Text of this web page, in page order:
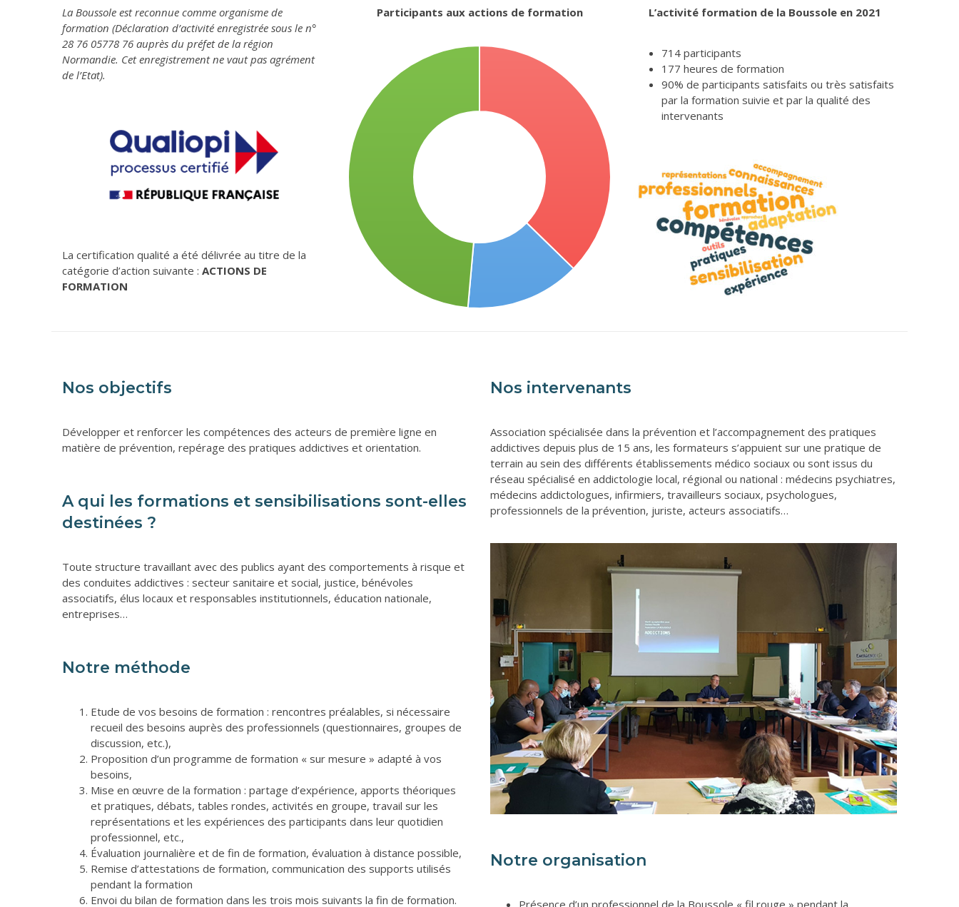
La Boussole est reconnue comme organisme de
formation (Déclaration d’activité enregistrée sous le n°
28 76 05778 76 auprès du préfet de la région
Normandie. Cet enregistrement ne vaut pas agrément
de l’Etat).
La certification qualité a été délivrée au titre de la
catégorie d’action suivante : ACTIONS DE
FORMATION
Participants aux actions de formation L’activité formation de la Boussole en 2021
714 participants
177 heures de formation
90% de participants satisfaits ou très satisfaits
par la formation suivie et par la qualité des
intervenants
Nos objectifs
Développer et renforcer les compétences des acteurs de première ligne en
matière de prévention, repérage des pratiques addictives et orientation.
A qui les formations et sensibilisations sont-elles
destinées ?
Toute structure travaillant avec des publics ayant des comportements à risque et
des conduites addictives : secteur sanitaire et social, justice, bénévoles
associatifs, élus locaux et responsables institutionnels, éducation nationale,
entreprises…
Notre méthode
Etude de vos besoins de formation : rencontres préalables, si nécessaire
recueil des besoins auprès des professionnels (questionnaires, groupes de
discussion, etc.),
Proposition d’un programme de formation « sur mesure » adapté à vos
besoins,
Mise en œuvre de la formation : partage d’expérience, apports théoriques
et pratiques, débats, tables rondes, activités en groupe, travail sur les
représentations et les expériences des participants dans leur quotidien
professionnel, etc.,
Évaluation journalière et de fin de formation, évaluation à distance possible,
Remise d’attestations de formation, communication des supports utilisés
pendant la formation
Envoi du bilan de formation dans les trois mois suivants la fin de formation.
Nos intervenants
Association spécialisée dans la prévention et l’accompagnement des pratiques
addictives depuis plus de 15 ans, les formateurs s’appuient sur une pratique de
terrain au sein des différents établissements médico sociaux ou sont issus du
réseau spécialisé en addictologie local, régional ou national : médecins psychiatres,
médecins addictologues, infirmiers, travailleurs sociaux, psychologues,
professionnels de la prévention, juriste, acteurs associatifs…
Notre organisation
Présence d’un professionnel de la Boussole « fil rouge » pendant la